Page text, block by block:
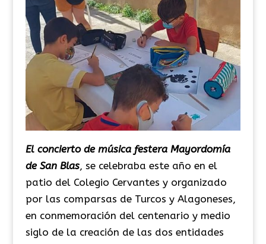
El concierto de música festera Mayordomía
de San Blas, se celebraba este año en el
patio del Colegio Cervantes y organizado
por las comparsas de Turcos y Alagoneses,
en conmemoración del centenario y medio
siglo de la creación de las dos entidades